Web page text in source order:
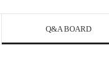
Q&A BOARD